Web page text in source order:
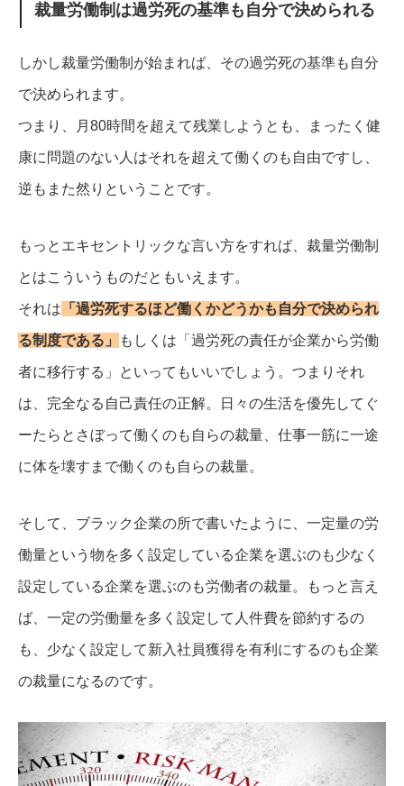
裁量労働制は過労死の基準も自分で決められる
しかし裁量労働制が始まれば、その過労死の基準も自分
で決められます。
つまり、月80時間を超えて残業しようとも、まったく健
康に問題のない人はそれを超えて働くのも自由ですし、
逆もまた然りということです。
もっとエキセントリックな言い方をすれば、裁量労働制
とはこういうものだともいえます。
それは 「過労死するほど働くかどうかも自分で決められ
る制度である」 もしくは「過労死の責任が企業から労働
者に移行する」といってもいいでしょう。 つまりそれ
は、完全なる自己責任の正解。 日々の生活を優先してぐ
ーたらとさぼって働くのも自らの裁量、仕事一筋に一途
に体を壊すまで働くのも自らの裁量。
そして、ブラック企業の所で書いたように、一定量の労
働量という物を多く設定している企業を選ぶのも少なく
設定している企業を選ぶのも労働者の裁量。 もっと言え
ば、一定の労働量を多く設定して人件費を節約するの
も、少なく設定して新入社員獲得を有利にするのも企業
の裁量になるのです。